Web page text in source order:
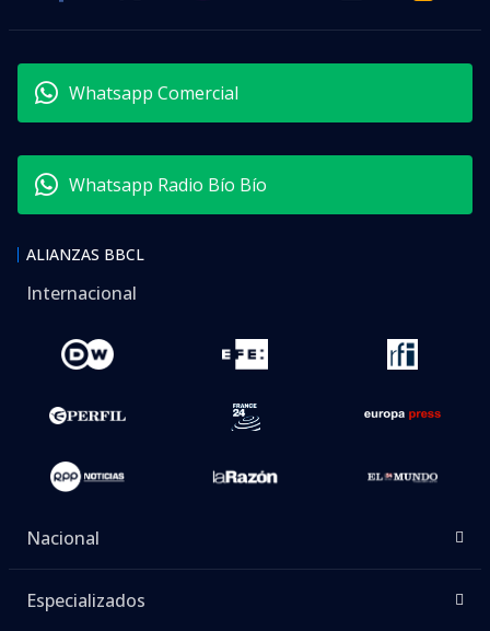
Whatsapp Comercial
Whatsapp Radio Bío Bío
ALIANZAS BBCL
Internacional
Nacional
Especializados